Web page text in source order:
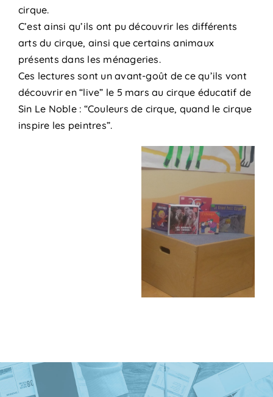
cirque.
C’est ainsi qu’ils ont pu découvrir les différents
arts du cirque, ainsi que certains animaux
présents dans les ménageries.
Ces lectures sont un avant-goût de ce qu’ils vont
découvrir en “live” le 5 mars au cirque éducatif de
Sin Le Noble : “Couleurs de cirque, quand le cirque
inspire les peintres”.